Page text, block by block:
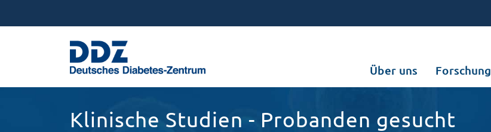
Über uns Forschung
Klinische Studien - Probanden gesucht